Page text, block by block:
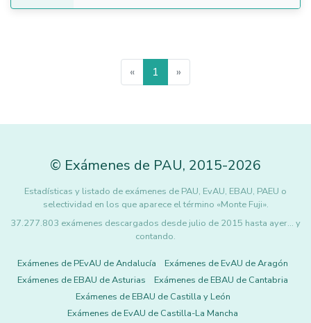
« 1 »
© Exámenes de PAU, 2015-2026
Estadísticas y listado de exámenes de PAU, EvAU, EBAU, PAEU o
selectividad en los que aparece el término «Monte Fuji».
37.277.803 exámenes descargados desde julio de 2015 hasta ayer... y
contando.
Exámenes de PEvAU de Andalucía
Exámenes de EvAU de Aragón
Exámenes de EBAU de Asturias
Exámenes de EBAU de Cantabria
Exámenes de EBAU de Castilla y León
Exámenes de EvAU de Castilla-La Mancha